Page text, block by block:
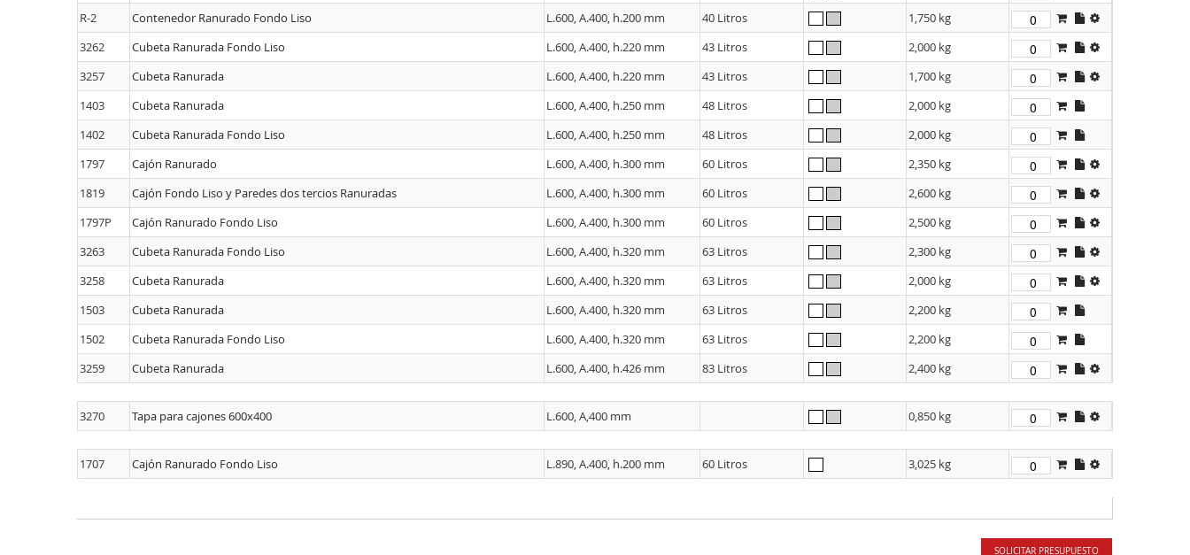
R-2
Contenedor Ranurado Fondo Liso L.600, A.400, h.200 mm 40 Litros
1,750 kg
3262
Cubeta Ranurada Fondo Liso L.600, A.400, h.220 mm 43 Litros
2,000 kg
3257
Cubeta Ranurada L.600, A.400, h.220 mm 43 Litros
1,700 kg
1403
Cubeta Ranurada L.600, A.400, h.250 mm 48 Litros
2,000 kg
1402
Cubeta Ranurada Fondo Liso L.600, A.400, h.250 mm 48 Litros
2,000 kg
1797
Cajón Ranurado L.600, A.400, h.300 mm 60 Litros
2,350 kg
1819
Cajón Fondo Liso y Paredes dos tercios Ranuradas L.600, A.400, h.300 mm 60 Litros
2,600 kg
1797P
Cajón Ranurado Fondo Liso L.600, A.400, h.300 mm 60 Litros
2,500 kg
3263
Cubeta Ranurada Fondo Liso L.600, A.400, h.320 mm 63 Litros
2,300 kg
3258
Cubeta Ranurada L.600, A.400, h.320 mm 63 Litros
2,000 kg
1503
Cubeta Ranurada L.600, A.400, h.320 mm 63 Litros
2,200 kg
1502
Cubeta Ranurada Fondo Liso L.600, A.400, h.320 mm 63 Litros
2,200 kg
3259
Cubeta Ranurada L.600, A.400, h.426 mm 83 Litros 2,400 kg
3270 Tapa para cajones 600x400 L.600, A,400 mm 0,850 kg
1707 Cajón Ranurado Fondo Liso L.890, A.400, h.200 mm 60 Litros 3,025 kg
SOLICITAR PRESUPUESTO